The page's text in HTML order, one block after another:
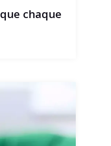
chaque